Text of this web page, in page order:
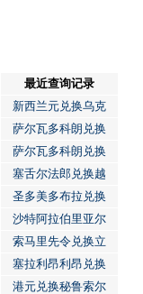
最近查询记录
新西兰元兑换乌克
萨尔瓦多科朗兑换
萨尔瓦多科朗兑换
塞舌尔法郎兑换越
圣多美多布拉兑换
沙特阿拉伯里亚尔
索马里先令兑换立
塞拉利昂利昂兑换
港元兑换秘鲁索尔